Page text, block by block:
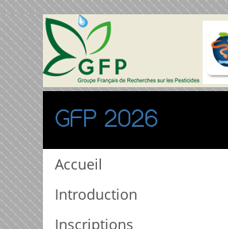
GFP 2026
Accueil
Introduction
Inscriptions